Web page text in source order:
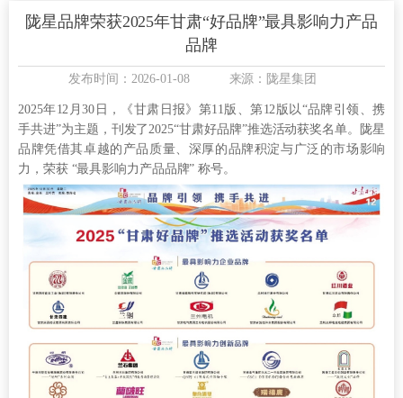
陇星品牌荣获2025年甘肃“好品牌”最具影响力产品
品牌
发布时间：2026-01-08 来源：陇星集团
2025年12月30日，《甘肃日报》第11版、第12版以“品牌引领、携
手共进”为主题，刊发了2025“甘肃好品牌”推选活动获奖名单。陇星
品牌凭借其卓越的产品质量、深厚的品牌积淀与广泛的市场影响
力，荣获 “最具影响力产品品牌” 称号。